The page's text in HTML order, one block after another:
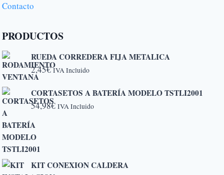
Contacto
PRODUCTOS
RUEDA CORREDERA FIJA METALICA
2,45€ IVA Incluido
CORTASETOS A BATERÍA MODELO TSTLI2001
54,98€ IVA Incluido
KIT CONEXION CALDERA